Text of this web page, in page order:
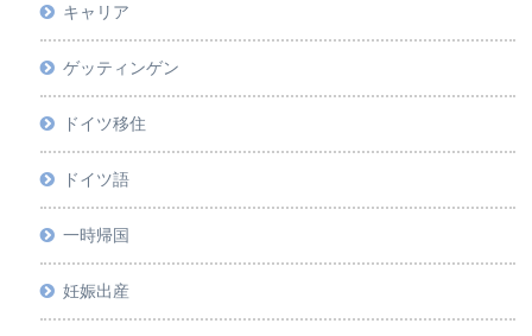
キャリア
ゲッティンゲン
ドイツ移住
ドイツ語
一時帰国
妊娠出産